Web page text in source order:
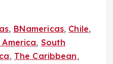
, BNamericas, Chile,
, South
, The Caribbean,